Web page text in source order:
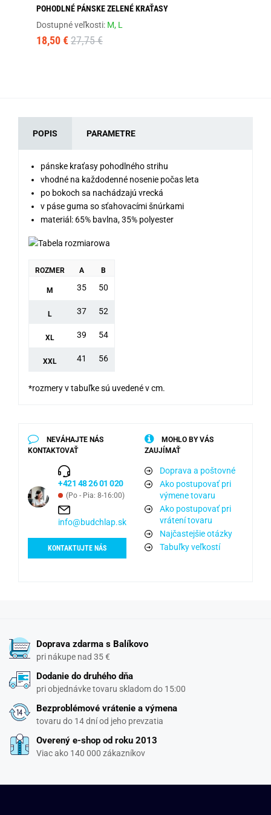
POHODLNÉ PÁNSKE ZELENÉ KRAŤASY
Dostupné veľkosti: M, L
18,50 € 27,75 €
POPIS PARAMETRE
pánske kraťasy pohodlného strihu
vhodné na každodenné nosenie počas leta
po bokoch sa nachádzajú vrecká
v páse guma so sťahovacími šnúrkami
materiál: 65% bavlna, 35% polyester
ROZMER A B
M 35 50
L 37 52
XL 39 54
XXL 41 56
*rozmery v tabuľke sú uvedené v cm.
NEVÁHAJTE NÁS
KONTAKTOVAŤ
+421 48 26 01 020
(Po - Pia: 8-16:00)
info@budchlap.sk
KONTAKTUJTE NÁS
MOHLO BY VÁS
ZAUJÍMAŤ
Doprava a poštovné
Ako postupovať pri
výmene tovaru
Ako postupovať pri
vrátení tovaru
Najčastejšie otázky
Tabuľky veľkostí
Doprava zdarma s Balíkovo
pri nákupe nad 35 €
Dodanie do druhého dňa
pri objednávke tovaru skladom do 15:00
Bezproblémové vrátenie a výmena
tovaru do 14 dní od jeho prevzatia
Overený e-shop od roku 2013
Viac ako 140 000 zákazníkov